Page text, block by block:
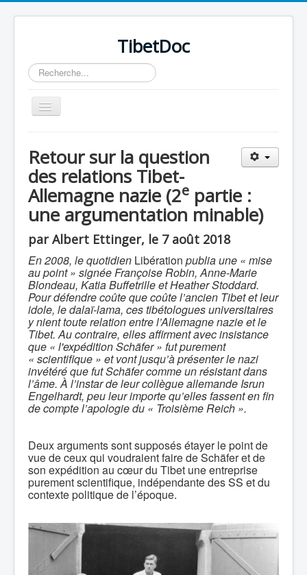
TibetDoc
Rechercher
Basculer
la
≡
Retour sur la question
des relations Tibet-
Allemagne nazie (2e partie :
une argumentation minable)
par Albert Ettinger, le 7 août 2018
En 2008, le quotidien Libération publia une « mise
au point » signée Françoise Robin, Anne-Marie
Blondeau, Katia Buffetrille et Heather Stoddard.
Pour défendre coûte que coûte l’ancien Tibet et leur
idole, le dalaï-lama, ces tibétologues universitaires
y nient toute relation entre l’Allemagne nazie et le
Tibet. Au contraire, elles affirment avec insistance
que « l'expédition Schäfer » fut purement
« scientifique » et vont jusqu’à présenter le nazi
invétéré que fut Schäfer comme un résistant dans
l’âme. À l’instar de leur collègue allemande Isrun
Engelhardt, peu leur importe qu’elles fassent en fin
de compte l’apologie du « Troisième Reich ».
Deux arguments sont supposés étayer le point de
vue de ceux qui voudraient faire de Schäfer et de
son expédition au cœur du Tibet une entreprise
purement scientifique, indépendante des SS et du
contexte politique de l’époque.